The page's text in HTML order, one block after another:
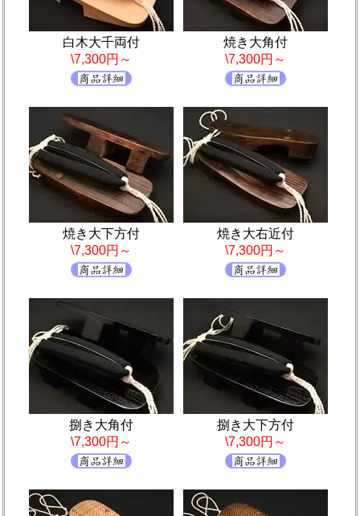
白木大千両付
\7,300円～
焼き大角付
\7,300円～
焼き大下方付
\7,300円～
焼き大右近付
\7,300円～
捌き大角付
\7,300円～
捌き大下方付
\7,300円～